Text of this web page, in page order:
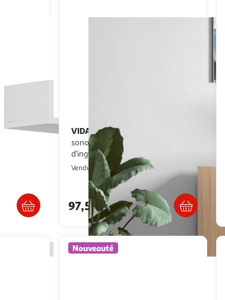
VIDAXLArmoire a disques chene
sonoma 84,5x38x89 cm bois
d'ingenierie
Vendu par Multishop
Livraison dès 5/6 jours
97,56€
Nouveauté